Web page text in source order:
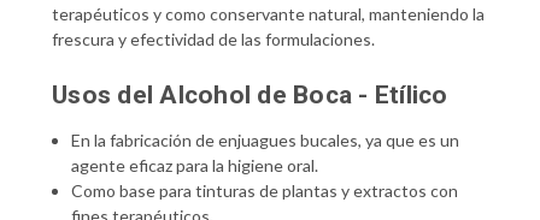
terapéuticos y como conservante natural, manteniendo la
frescura y efectividad de las formulaciones.
Usos del Alcohol de Boca - Etílico
En la fabricación de enjuagues bucales, ya que es un
agente eficaz para la higiene oral.
Como base para tinturas de plantas y extractos con
fines terapéuticos.